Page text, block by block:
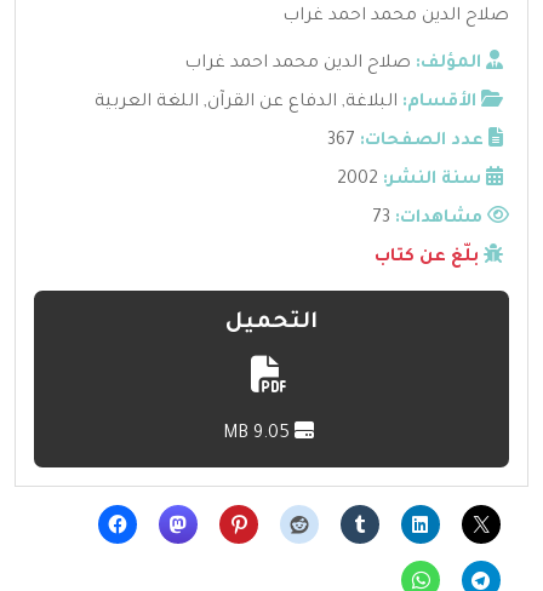
صلاح الدين محمد احمد غراب
المؤلف: صلاح الدين محمد احمد غراب
الأقسام: البلاغة, الدفاع عن القرآن, اللغة العربية
عدد الصفحات: 367
سنة النشر: 2002
مشاهدات:
بلّغ عن كتاب
التحميل